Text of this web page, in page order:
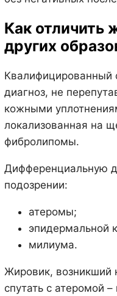
Как отличить
других
Квалифицированный
диагноз, не
кожными
локализованная на
фибролипомы.
Дифференциальную
подозрении:
атеромы;
эпидермальной
милиума.
Жировик,
спутать с атеромой